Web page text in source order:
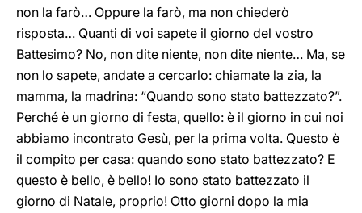
non la farò… Oppure la farò, ma non chiederò
risposta… Quanti di voi sapete il giorno del vostro
Battesimo? No, non dite niente, non dite niente… Ma, se
non lo sapete, andate a cercarlo: chiamate la zia, la
mamma, la madrina: “Quando sono stato battezzato?”.
Perché è un giorno di festa, quello: è il giorno in cui noi
abbiamo incontrato Gesù, per la prima volta. Questo è
il compito per casa: quando sono stato battezzato? E
questo è bello, è bello! Io sono stato battezzato il
giorno di Natale, proprio! Otto giorni dopo la mia